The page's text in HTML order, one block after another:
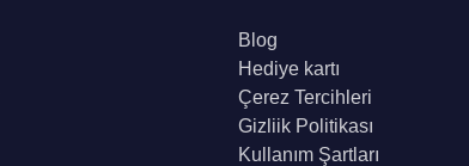
Blog
Hediye kartı
Çerez Tercihleri
Gizliik Politikası
Kullanım Şartları